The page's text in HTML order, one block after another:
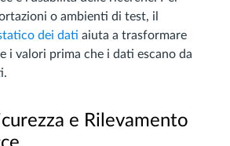
o ambienti di test, il
dei dati aiuta a trasformare
i valori prima che i dati escano da
e Rilevamento